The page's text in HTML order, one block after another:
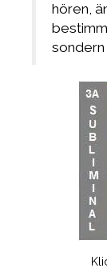
hören,
sondern